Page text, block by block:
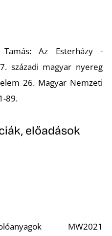
Tamás:Az Esterházy -
századi magyar nyereg
26. Magyar Nemzeti
89.
előadások
MW2021